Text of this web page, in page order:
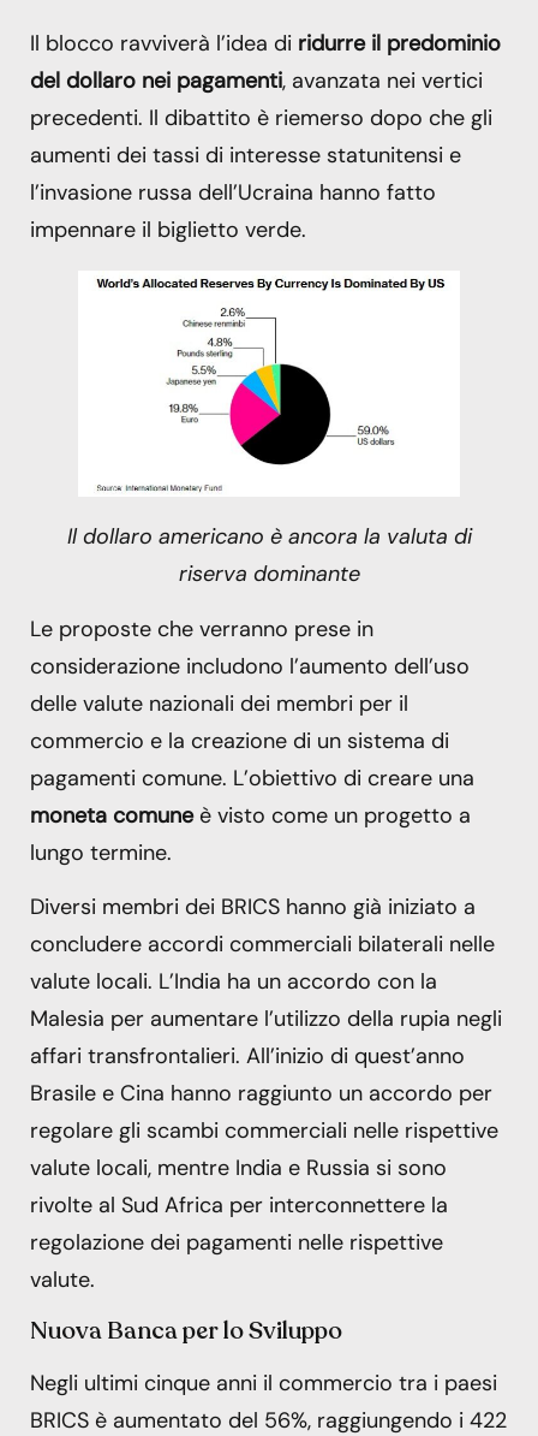
Il blocco ravviverà l’idea di ridurre il predominio
del dollaro nei pagamenti, avanzata nei vertici
precedenti. Il dibattito è riemerso dopo che gli
aumenti dei tassi di interesse statunitensi e
l’invasione russa dell’Ucraina hanno fatto
impennare il biglietto verde.
Il dollaro americano è ancora la valuta di
riserva dominante
Le proposte che verranno prese in
considerazione includono l’aumento dell’uso
delle valute nazionali dei membri per il
commercio e la creazione di un sistema di
pagamenti comune. L’obiettivo di creare una
moneta comuneè visto come un progetto a
lungo termine.
Diversi membri dei BRICS hanno già iniziato a
concludere accordi commerciali bilaterali nelle
valute locali. L’India ha un accordo con la
Malesia per aumentare l’utilizzo della rupia negli
affari transfrontalieri. All’inizio di quest’anno
Brasile e Cina hanno raggiunto un accordo per
regolare gli scambi commerciali nelle rispettive
valute locali, mentre India e Russia si sono
rivolte al Sud Africa per interconnettere la
regolazione dei pagamenti nelle rispettive
valute.
Nuova Banca per lo Sviluppo
Negli ultimi cinque anni il commercio tra i paesi
BRICS è aumentato del 56%, raggiungendo i 422